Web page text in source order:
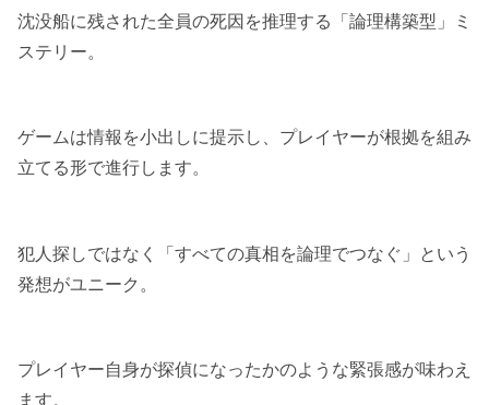
沈没船に残された全員の死因を推理する「論理構築型」ミ
ステリー。
ゲームは情報を小出しに提示し、プレイヤーが根拠を組み
立てる形で進行します。
犯人探しではなく「すべての真相を論理でつなぐ」という
発想がユニーク。
プレイヤー自身が探偵になったかのような緊張感が味わえ
ます。